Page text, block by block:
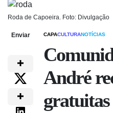
Roda de Capoeira. Foto: Divulgação
Enviar CAPACULTURANOTÍCIAS
André
gratuitas